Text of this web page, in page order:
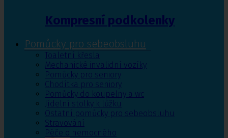
Kompresní podkolenky
Pomůcky pro sebeobsluhu
Toaletní křesla
Mechanické invalidní vozíky
Pomůcky pro seniory
Chodítka pro seniory
Pomůcky do koupelny a wc
Jídelní stolky k lůžku
Ostatní pomůcky pro sebeobsluhu
Stravování
Péče o nemocného